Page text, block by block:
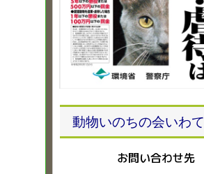
動物いのちの会いわて
お問い合わせ先